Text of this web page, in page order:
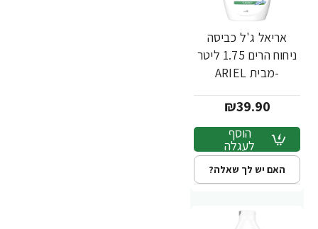
אריאל ג'ל כביסה
ניחוח הרים 1.75 ליטר
-מבית ARIEL
₪39.90
הוסף
לעגלה
האם יש לך שאלה?